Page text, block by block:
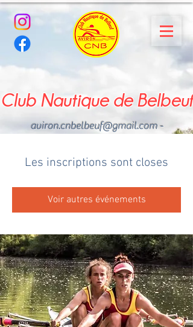
Club Nautique de Belbeuf
aviron.cnbelbeuf@gmail.com-
Les inscriptions sont closes
Voir autres événements